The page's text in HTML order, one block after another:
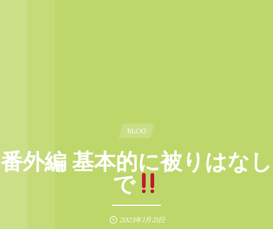
BLOG
番外編 基本的に被りはなし
で
2023年1月21日